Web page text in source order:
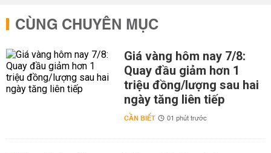
CÙNG CHUYÊN MỤC
Giá vàng hôm nay 7/8:
Quay đầu giảm hơn 1
triệu đồng/lượng sau hai
ngày tăng liên tiếp
CẦN BIẾT 01 phút trước